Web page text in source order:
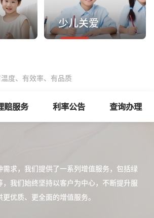
少儿关爱
温度、有效率、有品质
需求，我们提供了一系列增值服务，包括绿
，我们始终坚持以客户为中心，不断提升服
优质、更全面的增值服务。
赔服务 利率公告 查询办理